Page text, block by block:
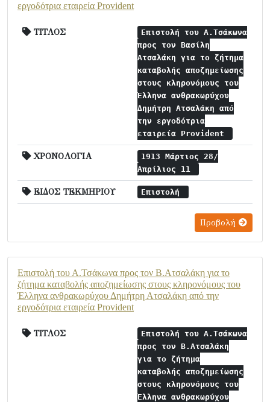
εργοδότρια εταιρεία Provident
ΤΙΤΛΟΣ
Επιστολή του Α.Τσάκωνα
προς τον Βασίλη
Ατσαλάκη για το ζήτημα
καταβολής αποζημείωσης
στους κληρονόμους του
Έλληνα ανθρακωρύχου
Δημήτρη Ατσαλάκη από
την εργοδότρια
εταιρεία Provident
ΧΡΟΝΟΛΟΓΙΑ
1913 Μάρτιος 28/
Απρίλιος 11
ΕΙΔΟΣ ΤΕΚΜΗΡΙΟΥ Επιστολή
Προβολή
Επιστολή του Α.Τσάκωνα προς τον Β.Ατσαλάκη για το
ζήτημα καταβολής αποζημείωσης στους κληρονόμους του
Έλληνα ανθρακωρύχου Δημήτρη Ατσαλάκη από την
εργοδότρια εταιρεία Provident
ΤΙΤΛΟΣ
Επιστολή του Α.Τσάκωνα
προς τον Β.Ατσαλάκη
για το ζήτημα
καταβολής αποζημείωσης
στους κληρονόμους του
Έλληνα ανθρακωρύχου